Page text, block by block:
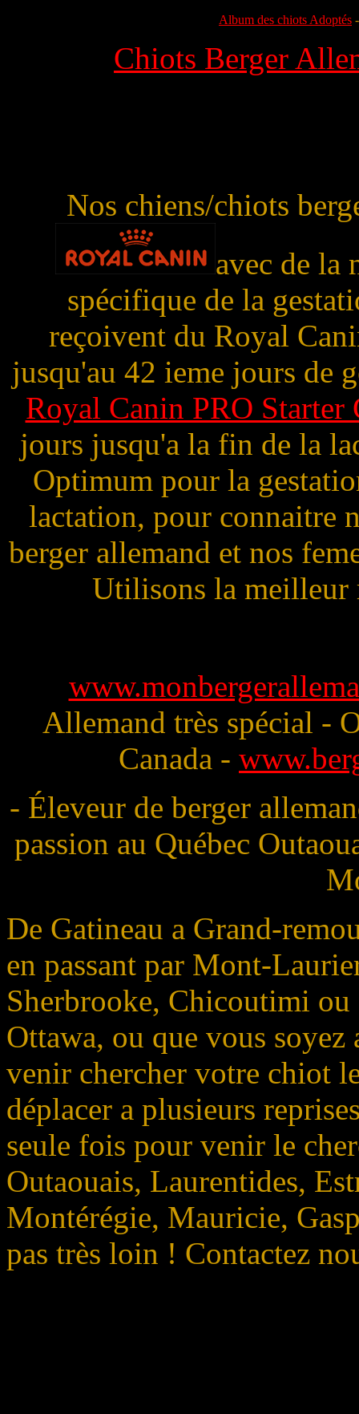
Album des chiots Adoptés
Chiots Berger
Nos chiens/chiots
avec de la
spécifique de la
reçoivent du Royal
jusqu'au 42 ieme jours de
Royal Canin PRO Starter
jours jusqu'a la fin de la
Optimum pour la
lactation, pour connaitre
berger allemand et nos
Utilisons la meilleur
Allemand très spécial -
Canada -
- Éleveur de berger
passion au Québec
De Gatineau a Grand-
en passant par Mont-
Sherbrooke, Chicoutimi ou
Ottawa, ou que vous soyez
venir chercher votre chiot
déplacer a plusieurs
seule fois pour venir le
Outaouais, Laurentides,
Montérégie, Mauricie,
pas très loin ! Contactez